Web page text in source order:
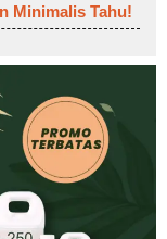
Minimalis Tahu!